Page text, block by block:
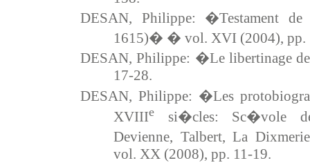
DESAN, Philippe: �Testament
1615)� � vol. XVI (2004), pp.
DESAN, Philippe: �Le libertinage
17-28.
DESAN, Philippe: �Les
XVIIIe si�cles: Sc�vole de
Devienne, Talbert, La
vol. XX (2008), pp. 11-19.